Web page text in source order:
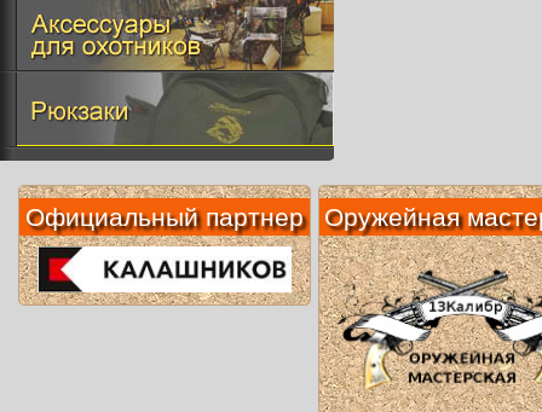
Официальный партнер Оружейная